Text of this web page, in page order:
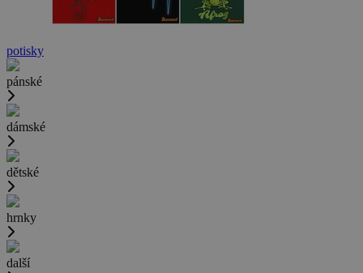
potisky
pánské
dámské
dětské
hrnky
další